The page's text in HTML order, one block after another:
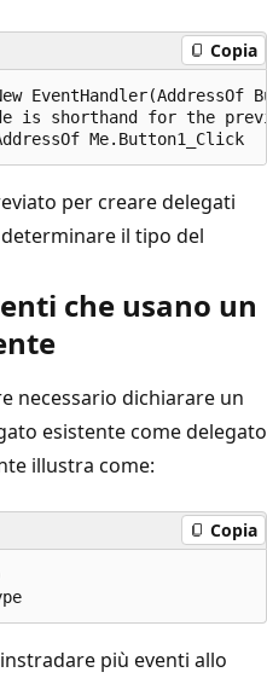
Copia
EventHandler(AddressOf
is shorthand for the
per creare delegati
il tipo del
che usano un
necessario dichiarare un
esistente come delegato
illustra come:
Copia
più eventi allo